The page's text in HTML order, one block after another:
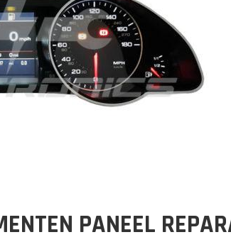
PANEEL